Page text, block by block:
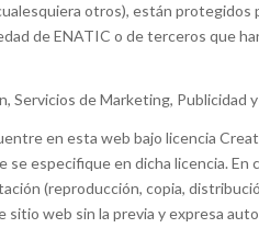
otros), están protegidos
de ENATIC o de terceros que
Servicios de Marketing, Publicidad
en esta web bajo licencia
especifique en dicha licencia. En
(reproducción, copia,
web sin la previa y expresa